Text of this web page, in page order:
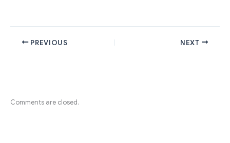
PREVIOUS NEXT
Comments are closed.